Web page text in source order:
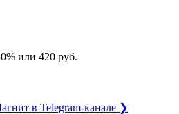
или 420 руб.
в Telegram-канале ❯